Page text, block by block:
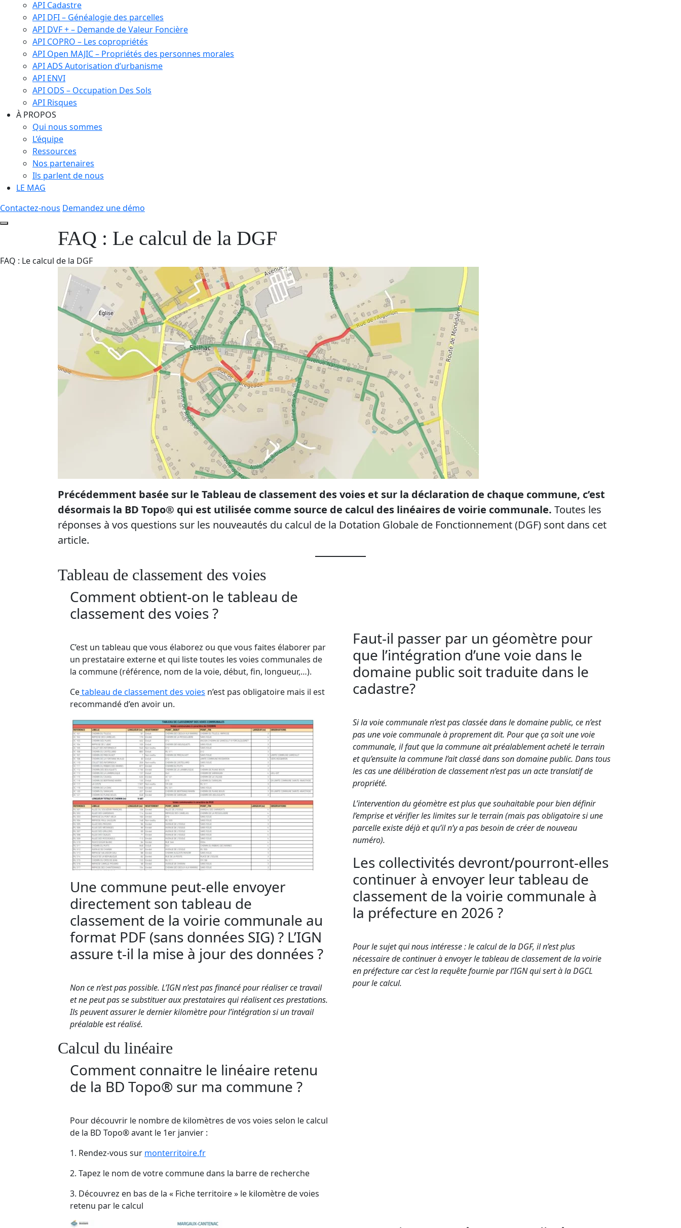
API Cadastre
API DFI – Généalogie des parcelles
API DVF + – Demande de Valeur Foncière
API COPRO – Les copropriétés
API Open MAJIC – Propriétés des personnes morales
API ADS Autorisation d’urbanisme
API ENVI
API ODS – Occupation Des Sols
API Risques
À PROPOS
Qui nous sommes
L’équipe
Ressources
Nos partenaires
Ils parlent de nous
LE MAG
Contactez-nous Demandez une démo
FAQ : Le calcul de la DGF
FAQ : Le calcul de la DGF
Précédemment basée sur le Tableau de classement des voies et sur la déclaration de chaque commune, c’est
désormais la BD Topo® qui est utilisée comme source de calcul des linéaires de voirie communale. Toutes les
réponses à vos questions sur les nouveautés du calcul de la Dotation Globale de Fonctionnement (DGF) sont dans cet
article.
Tableau de classement des voies
Comment obtient-on le tableau de
classement des voies ?
C’est un tableau que vous élaborez ou que vous faites élaborer par
un prestataire externe et qui liste toutes les voies communales de
la commune (référence, nom de la voie, début, fin, longueur,…).
Cetableau de classement des voies n’est pas obligatoire mais il est
recommandé d’en avoir un.
Une commune peut-elle envoyer
directement son tableau de
classement de la voirie communale au
format PDF (sans données SIG) ? L’IGN
assure t-il la mise à jour des données ?
Non ce n’est pas possible. L’IGN n’est pas financé pour réaliser ce travail
et ne peut pas se substituer aux prestataires qui réalisent ces prestations.
Ils peuvent assurer le dernier kilomètre pour l’intégration si un travail
préalable est réalisé.
Faut-il passer par un géomètre pour
que l’intégration d’une voie dans le
domaine public soit traduite dans le
cadastre?
Si la voie communale n’est pas classée dans le domaine public, ce n’est
pas une voie communale à proprement dit. Pour que ça soit une voie
communale, il faut que la commune ait préalablement acheté le terrain
et qu’ensuite la commune l’ait classé dans son domaine public. Dans tous
les cas une délibération de classement n’est pas un acte translatif de
propriété.
L’intervention du géomètre est plus que souhaitable pour bien définir
l’emprise et vérifier les limites sur le terrain (mais pas obligatoire si une
parcelle existe déjà et qu’il n’y a pas besoin de créer de nouveau
numéro).
Les collectivités devront/pourront-elles
continuer à envoyer leur tableau de
classement de la voirie communale à
la préfecture en 2026 ?
Pour le sujet qui nous intéresse : le calcul de la DGF, il n’est plus
nécessaire de continuer à envoyer le tableau de classement de la voirie
en préfecture car c’est la requête fournie par l’IGN qui sert à la DGCL
pour le calcul.
Calcul du linéaire
Comment connaitre le linéaire retenu
de la BD Topo® sur ma commune ?
Pour découvrir le nombre de kilomètres de vos voies selon le calcul
de la BD Topo® avant le 1er janvier :
1. Rendez-vous sur monterritoire.fr
2. Tapez le nom de votre commune dans la barre de recherche
3. Découvrez en bas de la « Fiche territoire » le kilomètre de voies
retenu par le calcul